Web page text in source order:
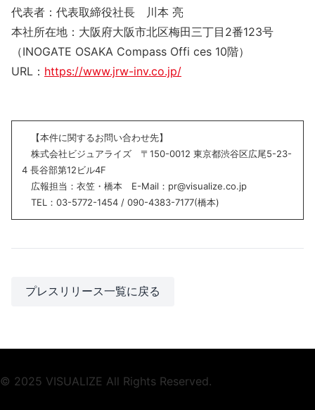
代表者：代表取締役社長 川本 亮
本社所在地：大阪府大阪市北区梅田三丁目2番123号
（INOGATE OSAKA Compass Offi ces 10階）
URL： https://www.jrw-inv.co.jp/
【本件に関するお問い合わせ先】
株式会社ビジュアライズ 〒150-0012 東京都渋谷区広尾5-23-
4 長谷部第12ビル4F
広報担当：衣笠・橋本 E-Mail：pr@visualize.co.jp
TEL：03-5772-1454 / 090-4383-7177(橋本)
プレスリリース一覧に戻る
© 2025 VISUALIZE All Rights Reserved.